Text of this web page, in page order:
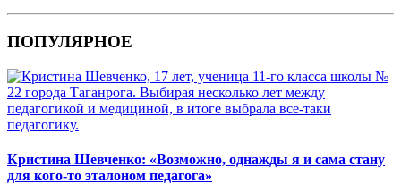
ПОПУЛЯРНОЕ
Кристина Шевченко: «Возможно, однажды я и сама стану
для кого-то эталоном педагога»